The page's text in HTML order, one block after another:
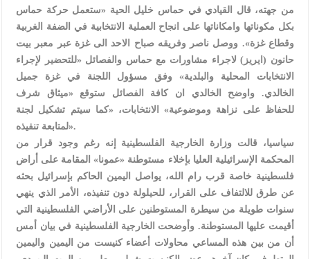
من جهته، قال القيادي في حماس خليل الحية «ستعمل حركة حماس
بكل مكوناتها وامكاناتها على انجاح العملية الانتخابية في الضفة الغربية
وقطاع غزة». ووصل ناصر وفريقه صباح الاحد الى غزة عبر معبر بيت
حانون (ايريز) لاجراء مشاورات مع حماس والفصائل «للتحضير لإجراء
الانتخابات المحلية والبلدية» وفق مسؤول اللجنة في غزة جميل
الخالدي. واوضح الخالدي ان كافة الفصائل ستوقع «ميثاق شرف
للحفاظ على نزاهة وموضوعية» الانتخابات، «كما سيتم تشكيل لجنة
لمتابعة تنفيذه».
سياسيا، قالت وزارة الخارجية الفلسطينية إنه رغم وجود قرار من
المحكمة الإسرائيلية العليا بإخلاء مستوطنة «عمونا» المقامة على أراض
فلسطينية خاصة قرب رام الله، يواصل اليمين الحاكم بإسرائيل بحثه
عن طرق للالتفاف على القرار، للحيلولة دون تنفيذه، الأمر الذي ينهي
سنوات طويلة من سيطرة المستوطنين على الأراضي الفلسطينية التي
أقيمت عليها المستوطنة. وأوضحت الخارجية الفلسطينية في بيان أمس
أن من بين هذه المساعي محاولات أعضاء كنيست من اليمين واليمين